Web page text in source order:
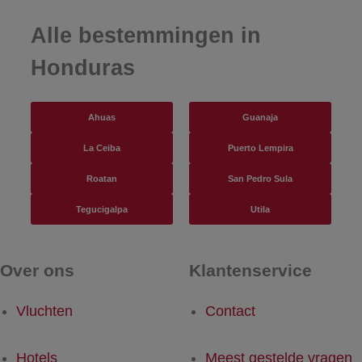
Alle bestemmingen in
Honduras
Ahuas Guanaja
La Ceiba Puerto Lempira
Roatan San Pedro Sula
Tegucigalpa Utila
Over ons
Vluchten
Hotels
Klantenservice
Contact
Meest gestelde vragen